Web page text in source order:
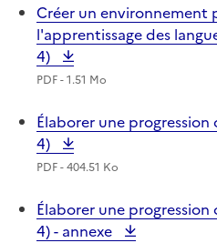
Créer un environnement
l'apprentissage des
4)
PDF - 1.51 Mo
Élaborer une
4)
PDF - 404.51 Ko
Élaborer une
4) - annexe